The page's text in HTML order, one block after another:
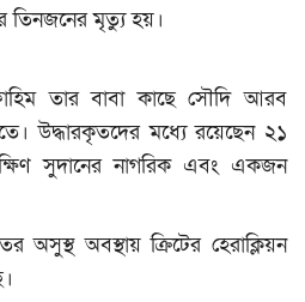
তিনজনের মৃত্যু হয়।
তার বাবা কাছে সৌদি আরব
উদ্ধারকৃতদের মধ্যে রয়েছেন ২১
সুদানের নাগরিক এবং একজন
অবস্থায় ক্রিটের হেরাক্লিয়ন